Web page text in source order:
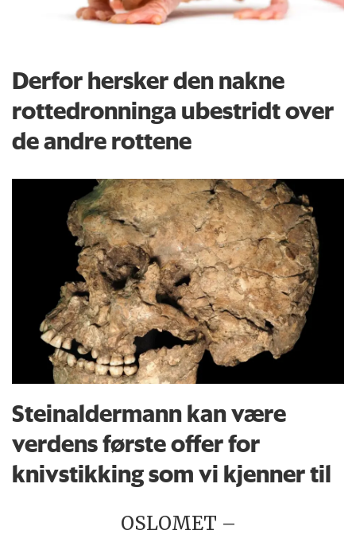
Derfor hersker den nakne
rottedronninga ubestridt over
de andre rottene
Steinaldermann kan være
verdens første offer for
knivstikking som vi kjenner til
OSLOMET –